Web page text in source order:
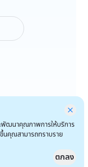
พัฒนาคุณภาพการให้บริการ
คุณสามารถทราบราย
ตกลง